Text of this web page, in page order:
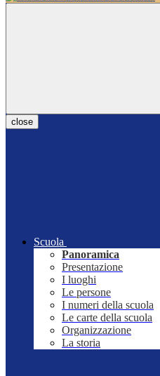
close
Scuola
Panoramica
Presentazione
I luoghi
Le persone
I numeri della scuola
Le carte della scuola
Organizzazione
La storia